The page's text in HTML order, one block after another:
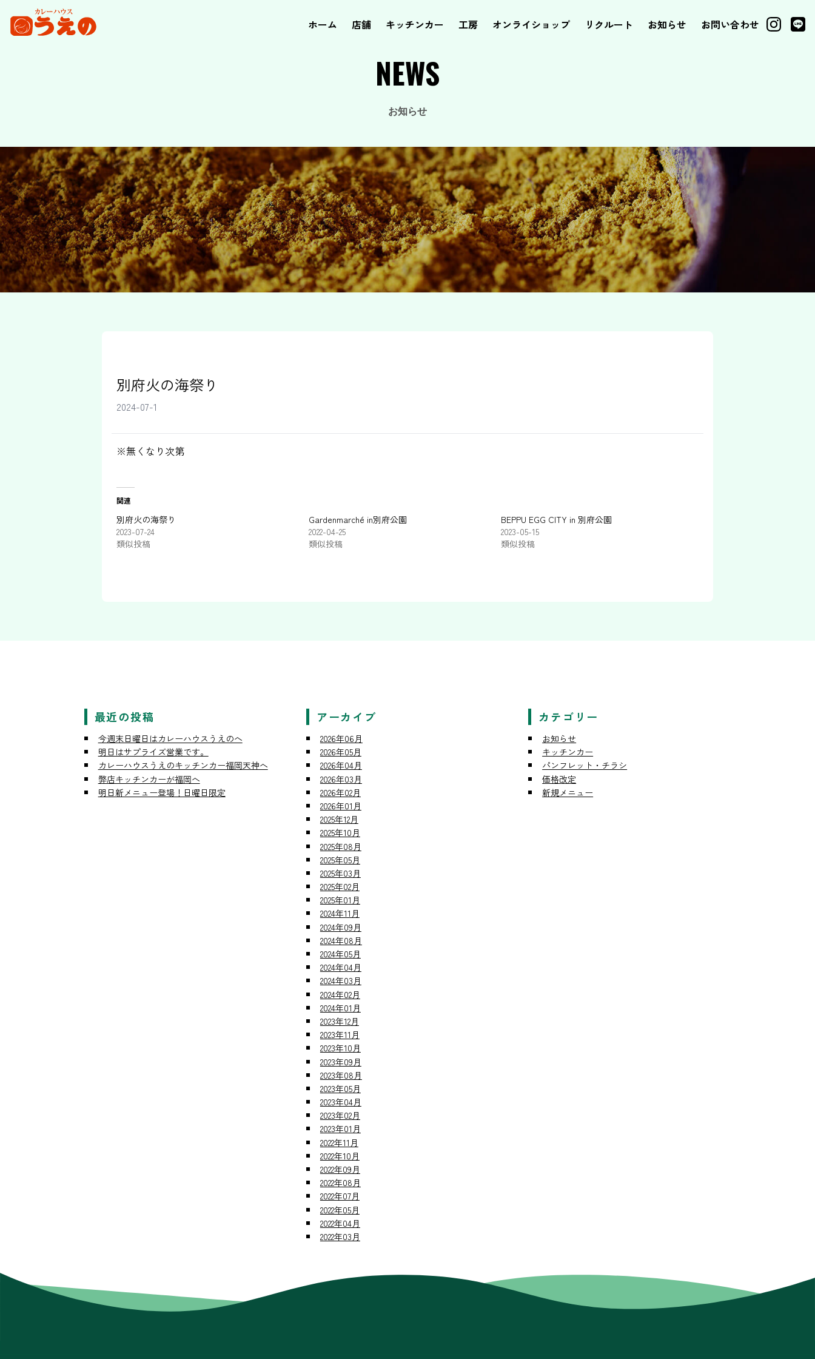
ホーム 店舗 キッチンカー 工房 オンライショップ リクルート お知らせ お問い合わせ
NEWS
お知らせ
別府火の海祭り
2024-07-1
※無くなり次第
関連
別府火の海祭り
2023-07-24
類似投稿
Gardenmarché in別府公園
2022-04-25
類似投稿
BEPPU EGG CITY in 別府公園
2023-05-15
類似投稿
最近の投稿
今週末日曜日はカレーハウスうえのへ
明日はサプライズ営業です。
カレーハウスうえのキッチンカー福岡天神へ
弊店キッチンカーが福岡へ
明日新メニュー登場！日曜日限定
アーカイブ
2026年06月
2026年05月
2026年04月
2026年03月
2026年02月
2026年01月
2025年12月
2025年10月
2025年08月
2025年05月
2025年03月
2025年02月
2025年01月
2024年11月
2024年09月
2024年08月
2024年05月
2024年04月
2024年03月
2024年02月
2024年01月
2023年12月
2023年11月
2023年10月
2023年09月
2023年08月
2023年05月
2023年04月
2023年02月
2023年01月
2022年11月
2022年10月
2022年09月
2022年08月
2022年07月
2022年05月
2022年04月
2022年03月
カテゴリー
お知らせ
キッチンカー
パンフレット・チラシ
価格改定
新規メニュー